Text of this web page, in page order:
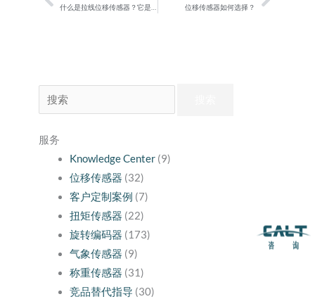
什么是拉线位移传感器？它是如何工作的？ 1 位移传感器如何选择？
索：
服务
Knowledge Center(9)
位移传感器 (32)
客户定制案例 (7)
扭矩传感器 (22)
旋转编码器 (173)
气象传感器 (9)
称重传感器 (31)
竞品替代指导 (30)